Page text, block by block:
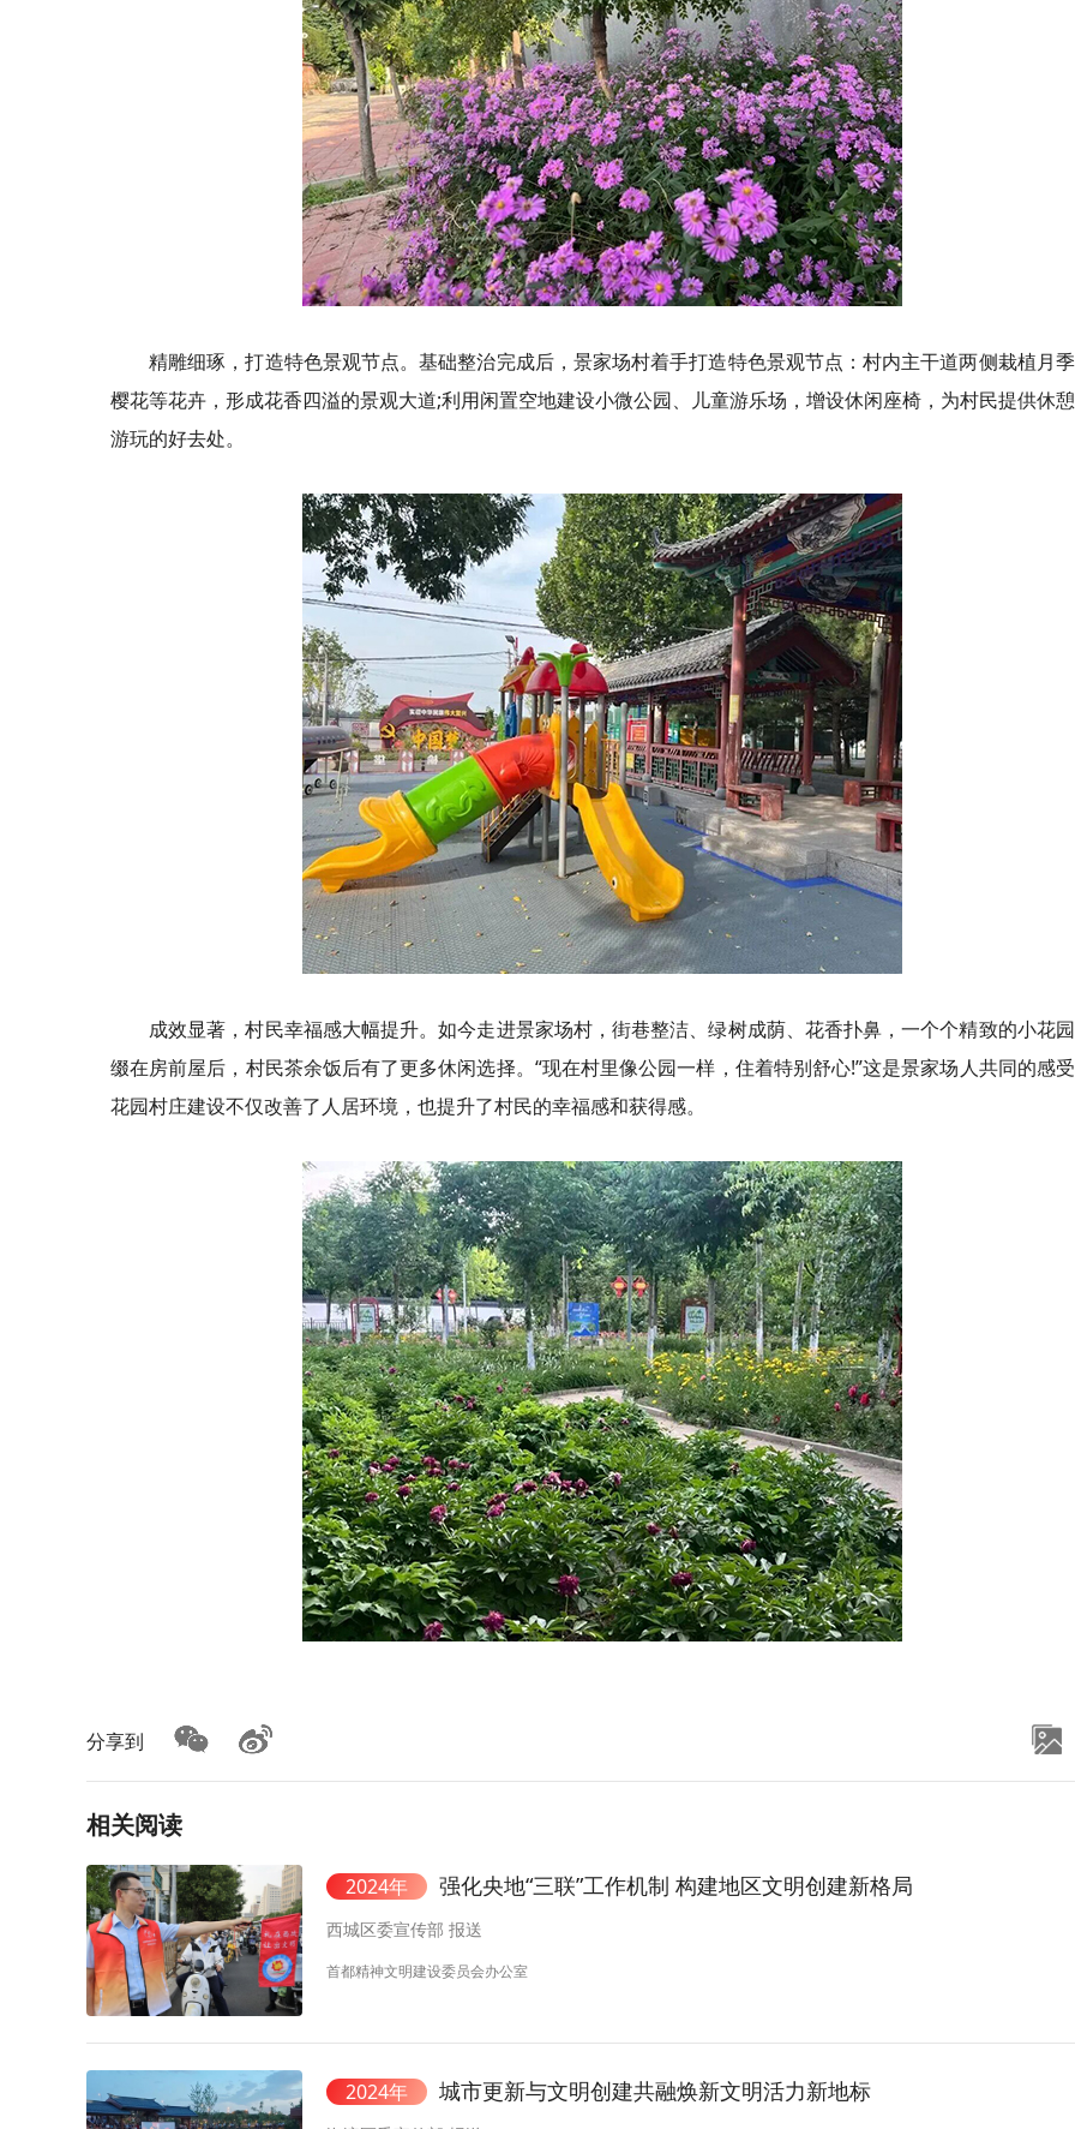
精雕细琢，打造特色景观节点。基础整治完成后，景家场村着手打造特色景观节点：村内主干道两侧栽植月
樱花等花卉，形成花香四溢的景观大道;利用闲置空地建设小微公园、儿童游乐场，增设休闲座椅，为村民提供休
游玩的好去处。
成效显著，村民幸福感大幅提升。如今走进景家场村，街巷整洁、绿树成荫、花香扑鼻，一个个精致的小花
缀在房前屋后，村民茶余饭后有了更多休闲选择。“现在村里像公园一样，住着特别舒心!”这是景家场人共同的感
花园村庄建设不仅改善了人居环境，也提升了村民的幸福感和获得感。
分享到
相关阅读
2024年 强化央地“三联”工作机制 构建地区文明创建新格局
西城区委宣传部 报送
首都精神文明建设委员会办公室
2024年 城市更新与文明创建共融焕新文明活力新地标